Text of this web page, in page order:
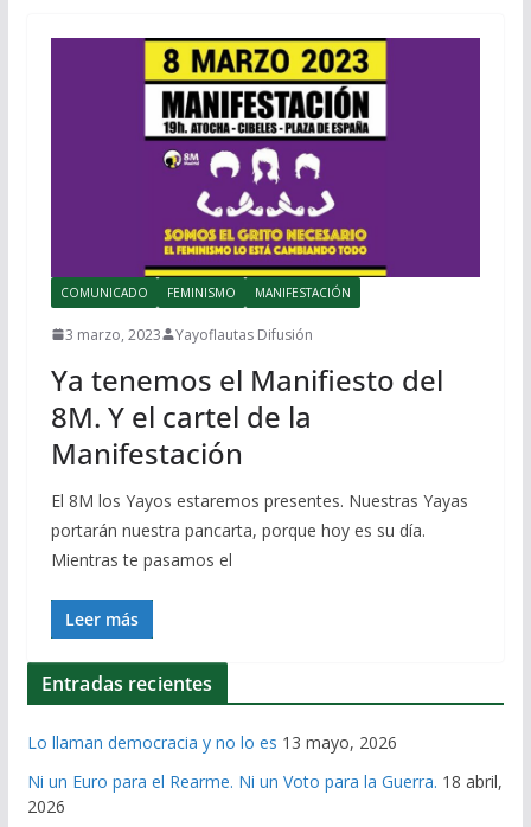
COMUNICADO FEMINISMO MANIFESTACIÓN
3 marzo, 2023 Yayoflautas Difusión
Ya tenemos el Manifiesto del
8M. Y el cartel de la
Manifestación
El 8M los Yayos estaremos presentes. Nuestras Yayas
portarán nuestra pancarta, porque hoy es su día.
Mientras te pasamos el
Leer más
Entradas recientes
Lo llaman democracia y no lo es 13 mayo, 2026
Ni un Euro para el Rearme. Ni un Voto para la Guerra. 18 abril,
2026